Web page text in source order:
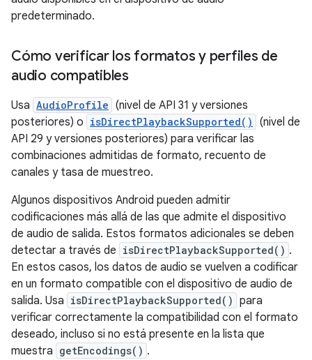
predeterminado.
Cómo verificar los formatos y perfiles de
audio compatibles
Usa AudioProfile (nivel de API 31 y versiones
posteriores) o isDirectPlaybackSupported()
(nivel de
API 29 y versiones posteriores) para verificar las
combinaciones admitidas de formato, recuento de
canales y tasa de muestreo.
Algunos dispositivos Android pueden admitir
codificaciones más allá de las que admite el dispositivo
de audio de salida. Estos formatos adicionales se deben
detectar a través de isDirectPlaybackSupported() .
En estos casos, los datos de audio se vuelven a codificar
en un formato compatible con el dispositivo de audio de
salida. Usa isDirectPlaybackSupported() para
verificar correctamente la compatibilidad con el formato
deseado, incluso si no está presente en la lista que
muestra getEncodings() .